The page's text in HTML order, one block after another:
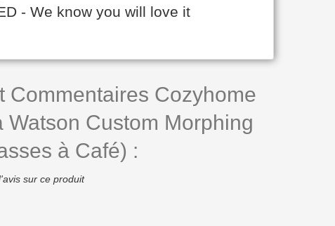
- We know you will love it
Commentaires Cozyhome
Watson Custom Morphing
à Café) :
sur ce produit